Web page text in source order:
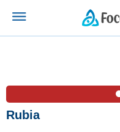
Rubia